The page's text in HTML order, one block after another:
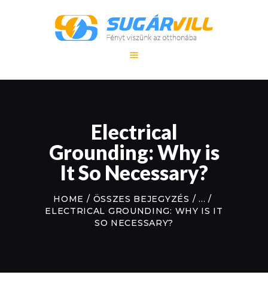
Electrical
Grounding: Why is
It So Necessary?
HOME ÖSSZES BEJEGYZÉS
...
ELECTRICAL GROUNDING: WHY IS IT
SO NECESSARY?
FŐOLDAL
MUNKÁINK
KAPCSOLAT